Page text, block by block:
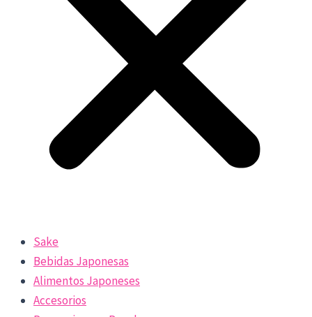
Sake
Bebidas Japonesas
Alimentos Japoneses
Accesorios